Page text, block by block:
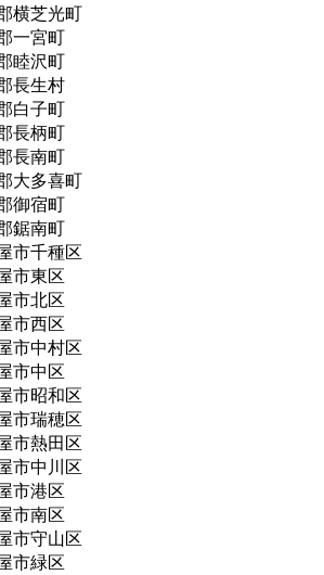
横芝光町
一宮町
睦沢町
長生村
白子町
長柄町
長南町
大多喜町
御宿町
鋸南町
市千種区
市東区
市北区
市西区
市中村区
市中区
市昭和区
市瑞穂区
市熱田区
市中川区
市港区
市南区
市守山区
市緑区